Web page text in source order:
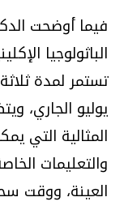
فيما أوضحت
الباثولوجيا
يوليو الجاري،
المثالية التي
والتعليمات
العينة، ووقت